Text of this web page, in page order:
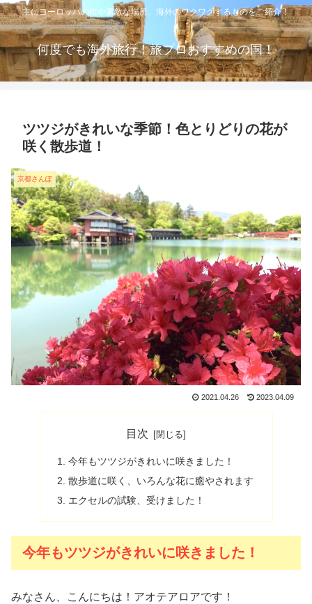
主にヨーロッパの街や素敵な場所、海外のワクワクするものをご紹介！
何度でも海外旅行！旅プロおすすめの国！
ツツジがきれいな季節！色とりどりの花が
咲く散歩道！
京都さんぽ
2021.04.26 2023.04.09
目次
今年もツツジがきれいに咲きました！
散歩道に咲く、いろんな花に癒やされます
エクセルの試験、受けました！
今年もツツジがきれいに咲きました！
みなさん、こんにちは！アオテアロアです！